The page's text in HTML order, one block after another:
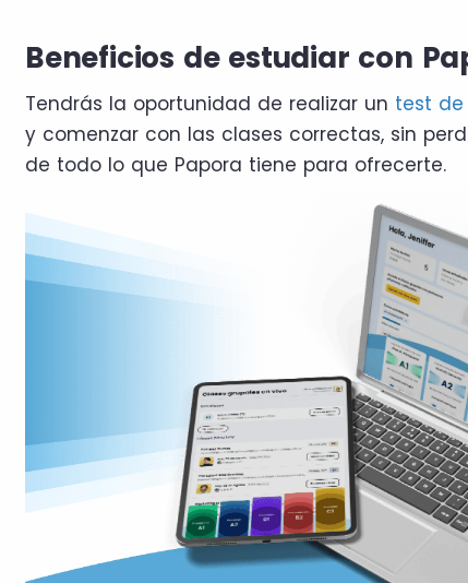
Beneficios de estudiar con
Tendrás la oportunidad de realizar un test
y comenzar con las clases correctas, sin
de todo lo que Papora tiene para ofrecerte.